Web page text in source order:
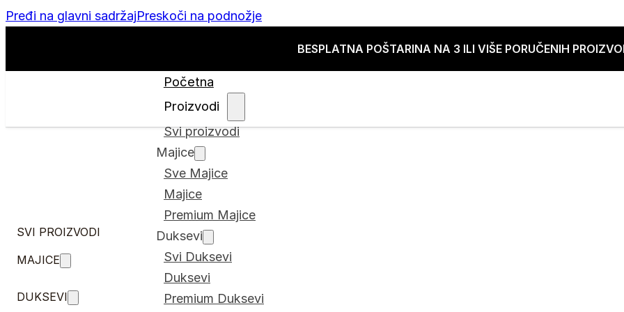
Pređi na glavni sadržajPreskoči na podnožje
BESPLATNA POŠTARINA NA 3 ILI VIŠE PORUČENIH
Početna
Proizvodi
Svi proizvodi
Majice
Sve Majice
Majice
Premium Majice
Duksevi
Svi Duksevi
Duksevi
Premium Duksevi
SVI PROIZVODI
MAJICE
DUKSEVI